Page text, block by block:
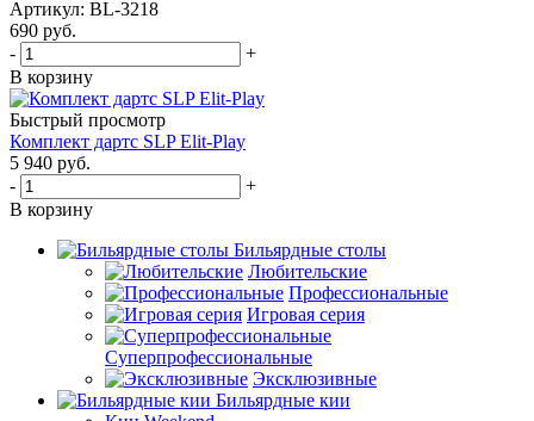
Артикул: BL-3218
690 руб.
-
+
В корзину
Быстрый просмотр
Комплект дартс SLP Elit-Play
5 940 руб.
-
+
В корзину
Бильярдные столы
Любительские
Профессиональные
Игровая серия
Суперпрофессиональные
Эксклюзивные
Бильярдные кии